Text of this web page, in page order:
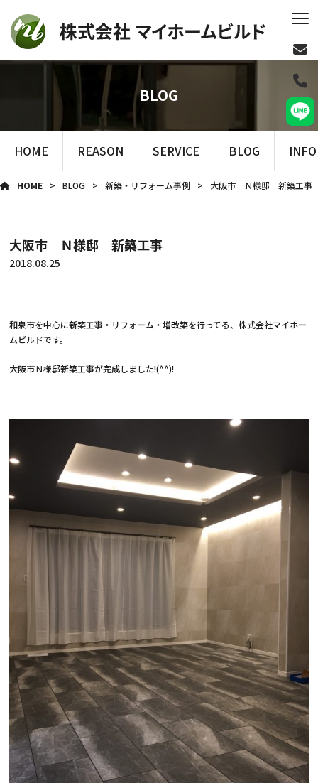
BLOG
HOME REASON SERVICE BLOG
HOME BLOG 新築・リフォーム事例 大阪市 Ｎ様邸 新築工事
大阪市 Ｎ様邸 新築工事
2018.08.25
和泉市を中心に新築工事・リフォーム・増改築を行ってる、株式会社マイホー
ムビルドです。
大阪市Ｎ様邸新築工事が完成しました!(^^)!